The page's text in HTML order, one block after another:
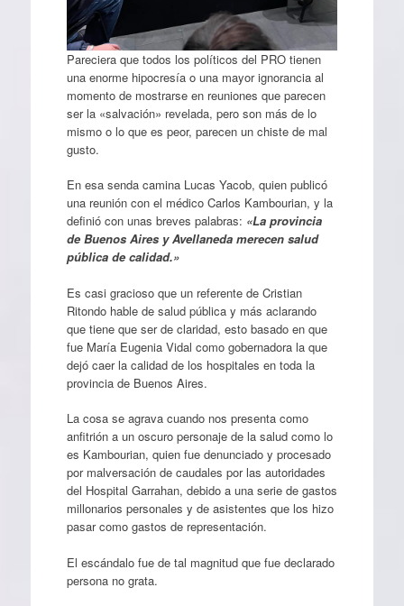
Pareciera que todos los políticos del PRO tienen
una enorme hipocresía o una mayor ignorancia al
momento de mostrarse en reuniones que parecen
ser la «salvación» revelada, pero son más de lo
mismo o lo que es peor, parecen un chiste de mal
gusto.
En esa senda camina Lucas Yacob, quien publicó
una reunión con el médico Carlos Kambourian, y la
definió con unas breves palabras: «La provincia
de Buenos Aires y Avellaneda merecen salud
pública de calidad.»
Es casi gracioso que un referente de Cristian
Ritondo hable de salud pública y más aclarando
que tiene que ser de claridad, esto basado en que
fue María Eugenia Vidal como gobernadora la que
dejó caer la calidad de los hospitales en toda la
provincia de Buenos Aires.
La cosa se agrava cuando nos presenta como
anfitrión a un oscuro personaje de la salud como lo
es Kambourian, quien fue denunciado y procesado
por malversación de caudales por las autoridades
del Hospital Garrahan, debido a una serie de gastos
millonarios personales y de asistentes que los hizo
pasar como gastos de representación.
El escándalo fue de tal magnitud que fue declarado
persona no grata.